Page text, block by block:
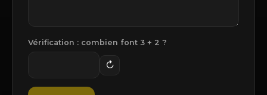
Vérification : combien font 3 + 2 ?
↻